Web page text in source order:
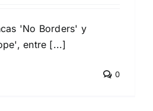
'No Borders' y
entre [...]
0